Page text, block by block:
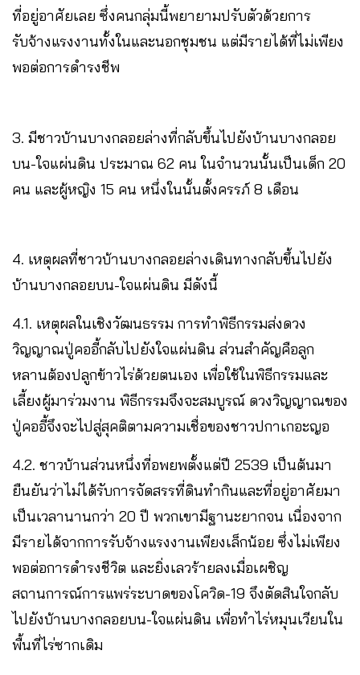
ที่อยู่อาศัยเลย ซึ่งคนกลุ่มนี้พยายามปรับตัวด้วยการ
รับจ้างแรงงานทั้งในและนอกชุมชน แต่มีรายได้ที่ไม่เพียง
พอต่อการดำรงชีพ
3. มีชาวบ้านบางกลอยล่างที่กลับขึ้นไปยังบ้านบางกลอย
บน-ใจแผ่นดิน ประมาณ 62 คน ในจำนวนนั้นเป็นเด็ก 20
คน และผู้หญิง 15 คน หนึ่งในนั้นตั้งครรภ์ 8 เดือน
4. เหตุผลที่ชาวบ้านบางกลอยล่างเดินทางกลับขึ้นไปยัง
บ้านบางกลอยบน-ใจแผ่นดิน มีดังนี้
4.1. เหตุผลในเชิงวัฒนธรรม การทำพิธีกรรมส่งดวง
วิญญาณปู่คออี้กลับไปยังใจแผ่นดิน ส่วนสำคัญคือลูก
หลานต้องปลูกข้าวไร่ด้วยตนเอง เพื่อใช้ในพิธีกรรมและ
เลี้ยงผู้มาร่วมงาน พิธีกรรมจึงจะสมบูรณ์ ดวงวิญญาณของ
ปู่คออี้จึงจะไปสู่สุคติตามความเชื่อของชาวปกาเกอะญอ
4.2. ชาวบ้านส่วนหนึ่งที่อพยพตั้งแต่ปี 2539 เป็นต้นมา
ยืนยันว่าไม่ได้รับการจัดสรรที่ดินทำกินและที่อยู่อาศัยมา
เป็นเวลานานกว่า 20 ปี พวกเขามีฐานะยากจน เนื่องจาก
มีรายได้จากการรับจ้างแรงงานเพียงเล็กน้อย ซึ่งไม่เพียง
พอต่อการดำรงชีวิต และยิ่งเลวร้ายลงเมื่อเผชิญ
สถานการณ์การแพร่ระบาดของโควิด-19 จึงตัดสินใจกลับ
ไปยังบ้านบางกลอยบน-ใจแผ่นดิน เพื่อทำไร่หมุนเวียนใน
พื้นที่ไร่ซากเดิม